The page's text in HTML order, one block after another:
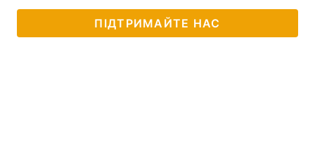
ПІДТРИМАЙТЕ НАС